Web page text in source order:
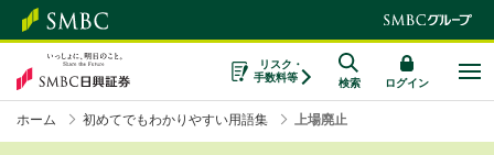
リスク・
手数料等
検索 ログイン
ホーム 初めてでもわかりやすい用語集 上場廃止